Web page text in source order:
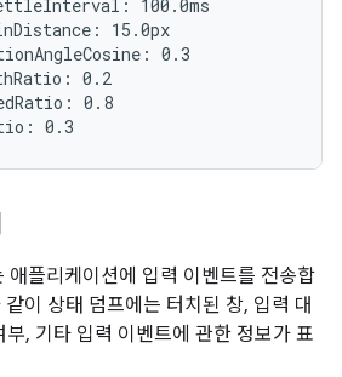
100.0ms
15.0px
0.3
0.2
0.8
애플리케이션에 입력 이벤트를 전송합
이 상태 덤프에는 터치된 창, 입력 대
, 기타 입력 이벤트에 관한 정보가 표